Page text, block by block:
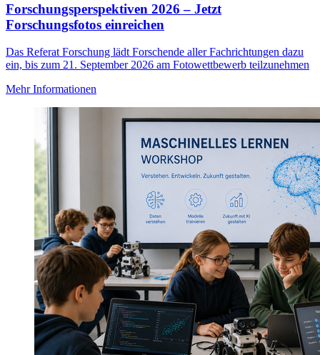
Forschungsperspektiven 2026 – Jetzt
Forschungsfotos einreichen
Das Referat Forschung lädt Forschende aller Fachrichtungen dazu
ein, bis zum 21. September 2026 am Fotowettbewerb teilzunehmen
Mehr Informationen